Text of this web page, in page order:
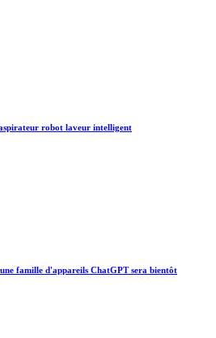
robot laveur intelligent
famille d'appareils ChatGPT sera bientôt